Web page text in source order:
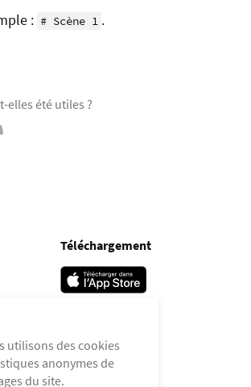
: # Scène 1 .
elles été utiles ?
Téléchargement
utilisons des cookies
anonymes de
du site.